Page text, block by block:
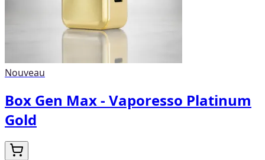
Nouveau
Box Gen Max - Vaporesso Platinum
Gold